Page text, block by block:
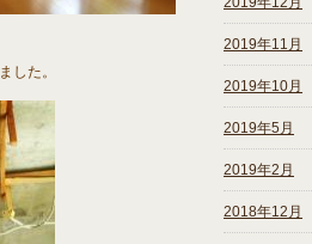
した。
2019年11月
2019年10月
2019年5月
2019年2月
2018年12月